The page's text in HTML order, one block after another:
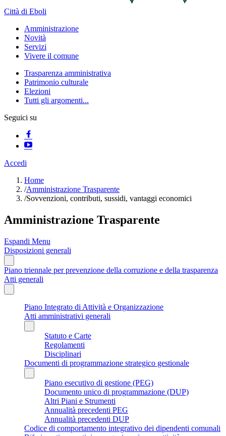
Città di Eboli
Amministrazione
Novità
Servizi
Vivere il comune
Trasparenza amministrativa
Patrimonio culturale
Elezioni
Tutti gli argomenti...
Seguici su
Accedi
Home
/Amministrazione Trasparente
/Sovvenzioni, contributi, sussidi, vantaggi economici
Amministrazione Trasparente
Espandi Menu
Disposizioni generali
Piano triennale per prevenzione della corruzione e della trasparenza
Atti generali
Piano Integrato di Attività e Organizzazione
Atti amministrativi generali
Statuto e Carte
Regolamenti
Disciplinari
Documenti di programmazione strategico gestionale
Piano esecutivo di gestione (PEG)
Documento unico di programmazione (DUP)
Altri Piani e Strumenti
Annualità precedenti PEG
Annualità precedenti DUP
Codice di comportamento integrativo dei dipendenti comunali